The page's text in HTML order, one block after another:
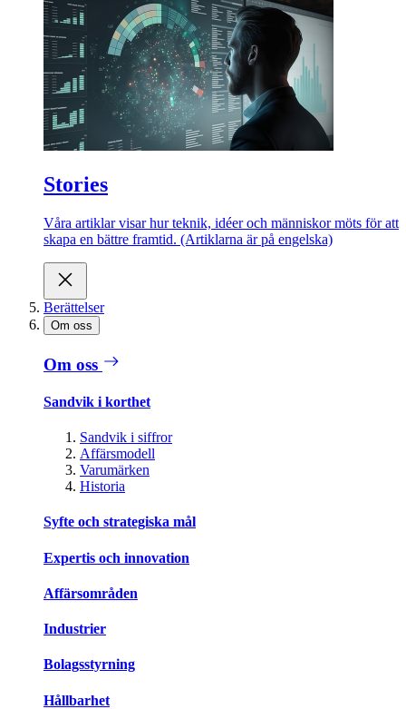
Stories
Våra artiklar visar hur teknik, idéer och människor möts för att
skapa en bättre framtid. (Artiklarna är på engelska)
Berättelser
Om oss
Om oss
Sandvik i korthet
Sandvik i siffror
Affärsmodell
Varumärken
Historia
Syfte och strategiska mål
Expertis och innovation
Affärsområden
Industrier
Bolagsstyrning
Hållbarhet